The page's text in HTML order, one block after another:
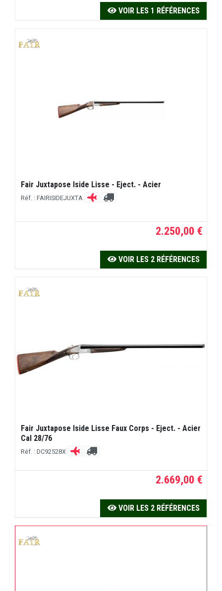
VOIR LES 1 RÉFÉRENCES
Fair Juxtapose Iside Lisse - Eject. - Acier
Réf. : FAIRISIDEJUXTA
2.250,00 €
VOIR LES 2 RÉFÉRENCES
Fair Juxtapose Iside Lisse Faux Corps - Eject. - Acier
Cal 28/76
Réf. : DC92528X
2.669,00 €
VOIR LES 2 RÉFÉRENCES